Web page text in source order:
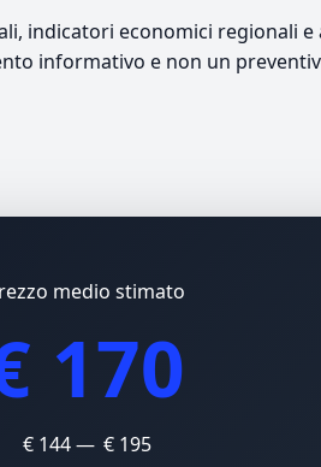
indicatori economici regionali e
informativo e non un
medio stimato
170
€ 144 — € 195